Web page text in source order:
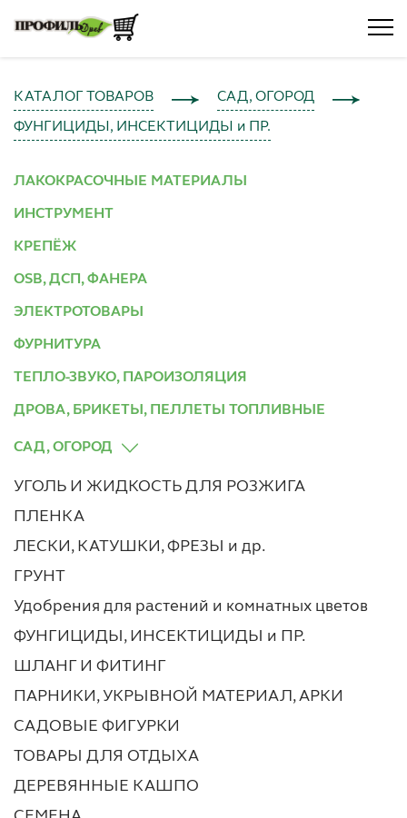
КАТАЛОГ ТОВАРОВ САД, ОГОРОД
ФУНГИЦИДЫ, ИНСЕКТИЦИДЫ и ПР.
ЛАКОКРАСОЧНЫЕ МАТЕРИАЛЫ
ИНСТРУМЕНТ
КРЕПЁЖ
OSB, ДСП, ФАНЕРА
ЭЛЕКТРОТОВАРЫ
ФУРНИТУРА
ТЕПЛО-ЗВУКО, ПАРОИЗОЛЯЦИЯ
ДРОВА, БРИКЕТЫ, ПЕЛЛЕТЫ ТОПЛИВНЫЕ
САД, ОГОРОД
УГОЛЬ И ЖИДКОСТЬ ДЛЯ РОЗЖИГА
ПЛЕНКА
ЛЕСКИ, КАТУШКИ, ФРЕЗЫ и др.
ГРУНТ
Удобрения для растений и комнатных цветов
ФУНГИЦИДЫ, ИНСЕКТИЦИДЫ и ПР.
ШЛАНГ И ФИТИНГ
ПАРНИКИ, УКРЫВНОЙ МАТЕРИАЛ, АРКИ
САДОВЫЕ ФИГУРКИ
ТОВАРЫ ДЛЯ ОТДЫХА
ДЕРЕВЯННЫЕ КАШПО